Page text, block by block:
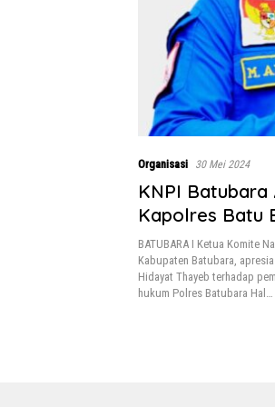
Organisasi 30 Mei 2024
KNPI Batubara
Kapolres Batu
Demi Generasi
BATUBARA I Ketua Komite
Kabupaten Batubara,
Hidayat Thayeb terhadap
hukum Polres Batubara Hal…